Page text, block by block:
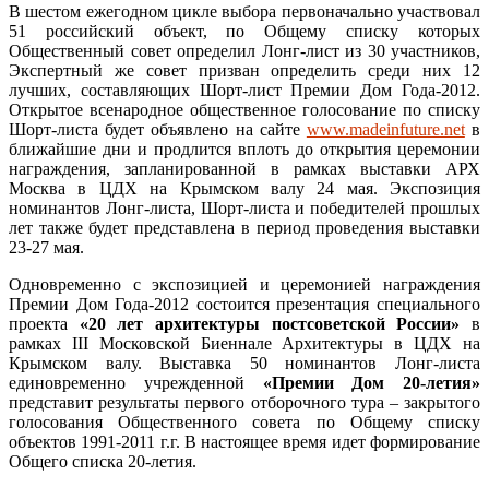
В шестом ежегодном цикле выбора первоначально участвовал
51 российский объект, по Общему списку которых
Общественный совет определил Лонг-лист из 30 участников,
Экспертный же совет призван определить среди них 12
лучших, составляющих Шорт-лист Премии Дом Года-2012.
Открытое всенародное общественное голосование по списку
Шорт-листа будет объявлено на сайте www.madeinfuture.netв
ближайшие дни и продлится вплоть до открытия церемонии
награждения, запланированной в рамках выставки АРХ
Москва в ЦДХ на Крымском валу 24 мая. Экспозиция
номинантов Лонг-листа, Шорт-листа и победителей прошлых
лет также будет представлена в период проведения выставки
23-27 мая.
Одновременно с экспозицией и церемонией награждения
Премии Дом Года-2012 состоится презентация специального
проекта «20 лет архитектуры постсоветской России» в
рамках III Московской Биеннале Архитектуры в ЦДХ на
Крымском валу. Выставка 50 номинантов Лонг-листа
единовременно учрежденной «Премии Дом 20-летия»
представит результаты первого отборочного тура – закрытого
голосования Общественного совета по Общему списку
объектов 1991-2011 г.г. В настоящее время идет формирование
Общего списка 20-летия.